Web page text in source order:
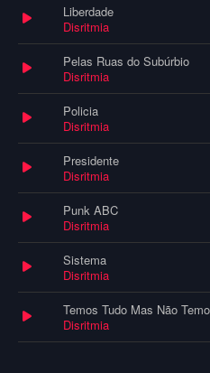
Liberdade
Disritmia
Pelas Ruas do Subúrbio
Disritmia
Policia
Disritmia
Presidente
Disritmia
Punk ABC
Disritmia
Sistema
Disritmia
Temos Tudo Mas Não
Disritmia